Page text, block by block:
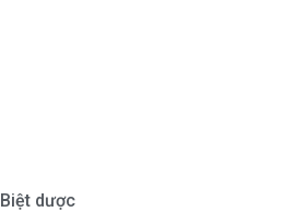
Biệt dược